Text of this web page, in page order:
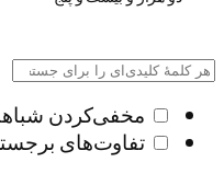
شباهت‌ها
برجسته